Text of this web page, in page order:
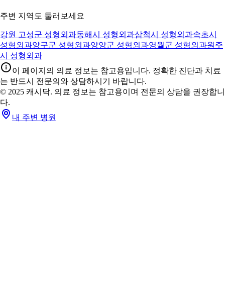
주변 지역도 둘러보세요
강원 고성군 성형외과동해시 성형외과삼척시 성형외과속초시
성형외과양구군 성형외과양양군 성형외과영월군 성형외과원주
시 성형외과
이 페이지의 의료 정보는 참고용입니다. 정확한 진단과 치료
는 반드시 전문의와 상담하시기 바랍니다.
© 2025 캐시닥. 의료 정보는 참고용이며 전문의 상담을 권장합니
다.
내 주변 병원